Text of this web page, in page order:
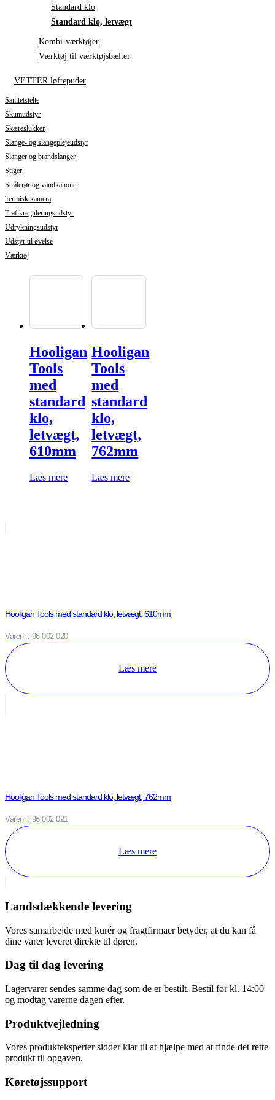
Standard klo
Standard klo, letvægt
Kombi-værktøjer
Værktøj til værktøjsbælter
VETTER løftepuder
Sanitetstelte
Skumudstyr
Skæreslukker
Slange- og slangeplejeudstyr
Slanger og brandslanger
Stiger
Strålerør og vandkanoner
Termisk kamera
Trafikreguleringsudstyr
Udrykningsudstyr
Udstyr til øvelse
Værktøj
Hooligan
Tools
med
standard
klo,
letvægt,
610mm
Læs mere
Hooligan
Tools
med
standard
klo,
letvægt,
762mm
Læs mere
Hooligan Tools med standard klo, letvægt, 610mm
Varenr.: 96 002 020
Læs mere
Hooligan Tools med standard klo, letvægt, 762mm
Varenr.: 96 002 021
Læs mere
Landsdækkende levering
Vores samarbejde med kurér og fragtfirmaer betyder, at du kan få
dine varer leveret direkte til døren.
Dag til dag levering
Lagervarer sendes samme dag som de er bestilt. Bestil før kl. 14:00
og modtag varerne dagen efter.
Produktvejledning
Vores produkteksperter sidder klar til at hjælpe med at finde det rette
produkt til opgaven.
Køretøjssupport